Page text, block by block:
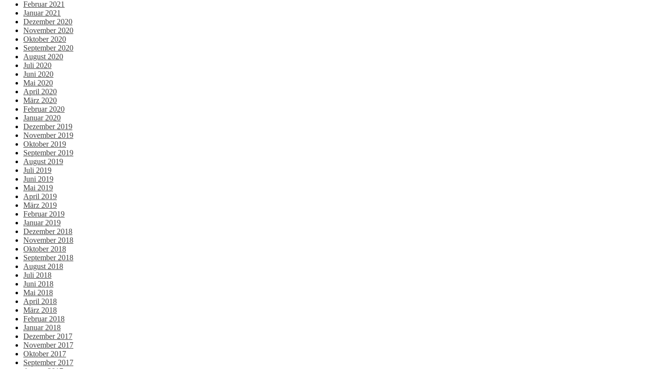
Februar 2021
Januar 2021
Dezember 2020
November 2020
Oktober 2020
September 2020
August 2020
Juli 2020
Juni 2020
Mai 2020
April 2020
März 2020
Februar 2020
Januar 2020
Dezember 2019
November 2019
Oktober 2019
September 2019
August 2019
Juli 2019
Juni 2019
Mai 2019
April 2019
März 2019
Februar 2019
Januar 2019
Dezember 2018
November 2018
Oktober 2018
September 2018
August 2018
Juli 2018
Juni 2018
Mai 2018
April 2018
März 2018
Februar 2018
Januar 2018
Dezember 2017
November 2017
Oktober 2017
September 2017